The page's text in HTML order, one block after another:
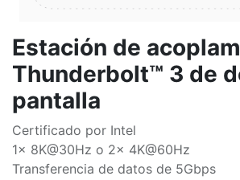
Estación de
Thunderbolt™ 3 de
pantalla
Certificado por Intel
1x 8K@30Hz o 2x 4K@60Hz
Transferencia de datos de 5Gbps